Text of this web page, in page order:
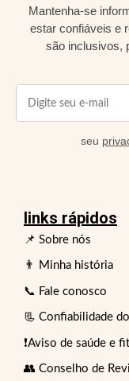
Mantenha-se
estar confiáveis e
são inclusivos,
seu
links rápidos
📌 Sobre nós
👨 Minha história
📞 Fale conosco
📃 Confiabilidade
❗Aviso de saúde e
👥 Conselho de